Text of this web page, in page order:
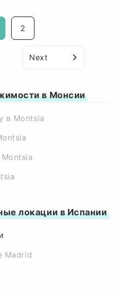
2
Next
в Монсии
в Montsia
локации в Испании
Madrid